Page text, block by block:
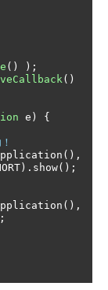
()
);
()
e )
{
(),
). show();
(),